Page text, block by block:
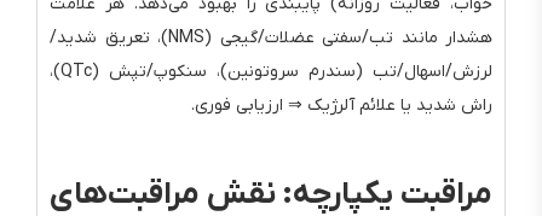
هشدار مانند تب/سفتی عضلات/گیجی (NMS)، تعریق شدید/
لرزش/اسهال/تب (سندرم سروتونین)، سنکوپ/تپش (QTc)،
راش شدید یا علائم آلرژیک ⇒ ارزیابی فوری.
مراقبت یکپارچه: نقش مراقبت‌های